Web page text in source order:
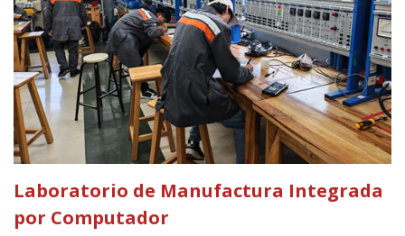
Laboratorio de Manufactura Integrada
por Computador